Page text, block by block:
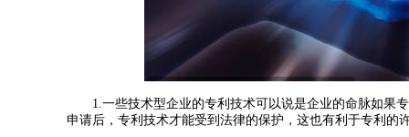
1.一些技术型企业的专利技术可以说是企业的命脉如果
申请后，专利技术才能受到法律的保护，这也有利于专利的